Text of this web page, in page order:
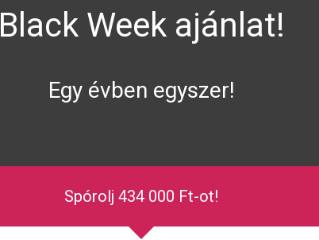
Black Week ajánlat!
Egy évben egyszer!
Spórolj 434 000 Ft-ot!